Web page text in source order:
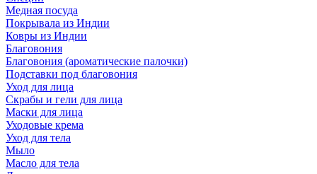
Медная посуда
Покрывала из Индии
Ковры из Индии
Благовония
Благовония (ароматические палочки)
Подставки под благовония
Уход для лица
Скрабы и гели для лица
Маски для лица
Уходовые крема
Уход для тела
Мыло
Масло для тела